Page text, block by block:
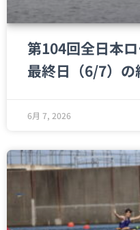
第104回全日本
最終日（6/7）の
6月 7, 2026